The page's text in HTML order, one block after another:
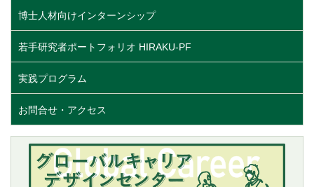
博士人材向けインターンシップ
若手研究者ポートフォリオ HIRAKU-PF
実践プログラム
お問合せ・アクセス